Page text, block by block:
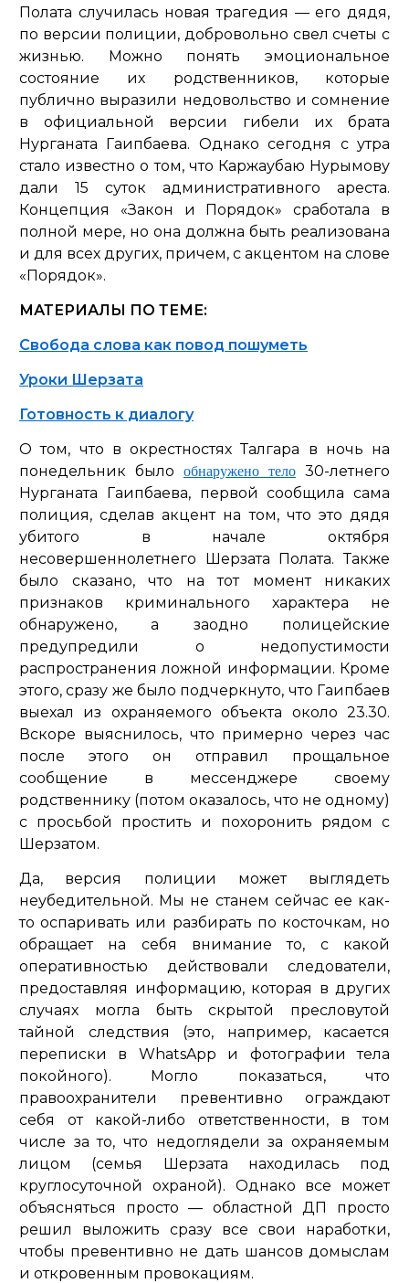
Полата случилась новая трагедия — его дядя,
по версии полиции, добровольно свел счеты с
жизнью. Можно понять эмоциональное
состояние их родственников, которые
публично выразили недовольство и сомнение
в официальной версии гибели их брата
Нурганата Гаипбаева. Однако сегодня с утра
стало известно о том, что Каржаубаю Нурымову
дали 15 суток административного ареста.
Концепция «Закон и Порядок» сработала в
полной мере, но она должна быть реализована
и для всех других, причем, с акцентом на слове
«Порядок».
МАТЕРИАЛЫ ПО ТЕМЕ:
Свобода слова как повод пошуметь
Уроки Шерзата
Готовность к диалогу
О том, что в окрестностях Талгара в ночь на
понедельник было обнаружено тело 30-летнего
Нурганата Гаипбаева, первой сообщила сама
полиция, сделав акцент на том, что это дядя
убитого в начале октября
несовершеннолетнего Шерзата Полата. Также
было сказано, что на тот момент никаких
признаков криминального характера не
обнаружено, а заодно полицейские
предупредили о недопустимости
распространения ложной информации. Кроме
этого, сразу же было подчеркнуто, что Гаипбаев
выехал из охраняемого объекта около 23.30.
Вскоре выяснилось, что примерно через час
после этого он отправил прощальное
сообщение в мессенджере своему
родственнику (потом оказалось, что не одному)
с просьбой простить и похоронить рядом с
Шерзатом.
Да, версия полиции может выглядеть
неубедительной. Мы не станем сейчас ее как-
то оспаривать или разбирать по косточкам, но
обращает на себя внимание то, с какой
оперативностью действовали следователи,
предоставляя информацию, которая в других
случаях могла быть скрытой пресловутой
тайной следствия (это, например, касается
переписки в WhatsApp и фотографии тела
покойного). Могло показаться, что
правоохранители превентивно ограждают
себя от какой-либо ответственности, в том
числе за то, что недоглядели за охраняемым
лицом (семья Шерзата находилась под
круглосуточной охраной). Однако все может
объясняться просто — областной ДП просто
решил выложить сразу все свои наработки,
чтобы превентивно не дать шансов домыслам
и откровенным провокациям.